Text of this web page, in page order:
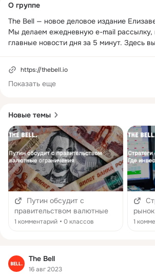
Новые темы
Путин обсудит с
правительством валютные
ограничения
1 комментарий 0 классов 1
The Bell
16 авг 2023
колонка
О группе
The Bell — новое деловое издание
Мы делаем ежедневную e-mail рассылку,
главные новости дня за 5 минут. Здесь
материалы от редакции The Bell
https://thebell.io
Показать еще